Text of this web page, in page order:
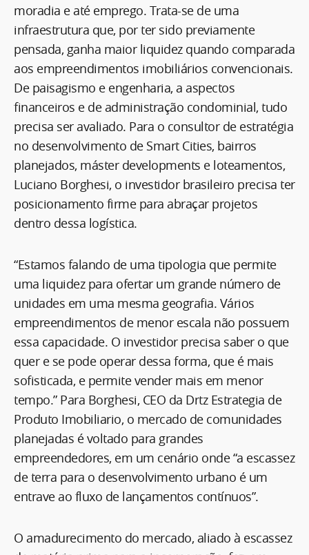
moradia e até emprego. Trata-se de uma
infraestrutura que, por ter sido previamente
pensada, ganha maior liquidez quando comparada
aos empreendimentos imobiliários convencionais.
De paisagismo e engenharia, a aspectos
financeiros e de administração condominial, tudo
precisa ser avaliado. Para o consultor de estratégia
no desenvolvimento de Smart Cities, bairros
planejados, máster developments e loteamentos,
Luciano Borghesi, o investidor brasileiro precisa ter
posicionamento firme para abraçar projetos
dentro dessa logística.
“Estamos falando de uma tipologia que permite
uma liquidez para ofertar um grande número de
unidades em uma mesma geografia. Vários
empreendimentos de menor escala não possuem
essa capacidade. O investidor precisa saber o que
quer e se pode operar dessa forma, que é mais
sofisticada, e permite vender mais em menor
tempo.” Para Borghesi, CEO da Drtz Estrategia de
Produto Imobiliario, o mercado de comunidades
planejadas é voltado para grandes
empreendedores, em um cenário onde “a escassez
de terra para o desenvolvimento urbano é um
entrave ao fluxo de lançamentos contínuos”.
O amadurecimento do mercado, aliado à escassez